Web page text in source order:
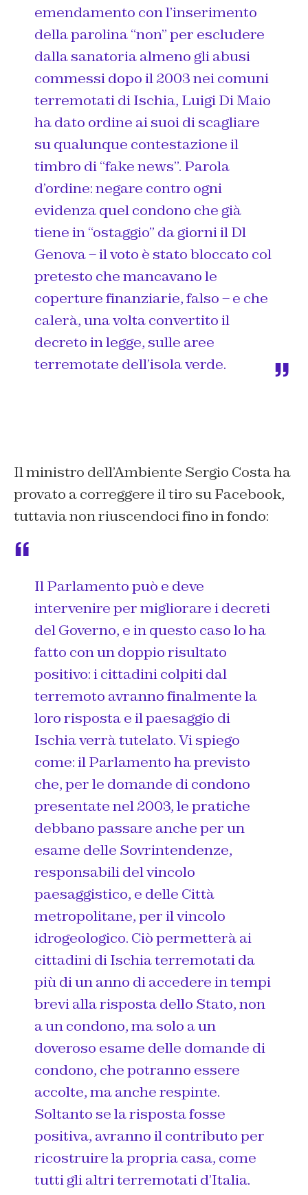
emendamento con l’inserimento
della parolina “non” per escludere
dalla sanatoria almeno gli abusi
commessi dopo il 2003 nei comuni
terremotati di Ischia, Luigi Di Maio
ha dato ordine ai suoi di scagliare
su qualunque contestazione il
timbro di “fake news”. Parola
d’ordine: negare contro ogni
evidenza quel condono che già
tiene in “ostaggio” da giorni il Dl
Genova – il voto è stato bloccato col
pretesto che mancavano le
coperture finanziarie, falso – e che
calerà, una volta convertito il
decreto in legge, sulle aree
terremotate dell’isola verde.
Il ministro dell’Ambiente Sergio Costa ha
provato a correggere il tiro su Facebook,
tuttavia non riuscendoci fino in fondo:
Il Parlamento può e deve
intervenire per migliorare i decreti
del Governo, e in questo caso lo ha
fatto con un doppio risultato
positivo: i cittadini colpiti dal
terremoto avranno finalmente la
loro risposta e il paesaggio di
Ischia verrà tutelato. Vi spiego
come: il Parlamento ha previsto
che, per le domande di condono
presentate nel 2003, le pratiche
debbano passare anche per un
esame delle Sovrintendenze,
responsabili del vincolo
paesaggistico, e delle Città
metropolitane, per il vincolo
idrogeologico. Ciò permetterà ai
cittadini di Ischia terremotati da
più di un anno di accedere in tempi
brevi alla risposta dello Stato, non
a un condono, ma solo a un
doveroso esame delle domande di
condono, che potranno essere
accolte, ma anche respinte.
Soltanto se la risposta fosse
positiva, avranno il contributo per
ricostruire la propria casa, come
tutti gli altri terremotati d’Italia.